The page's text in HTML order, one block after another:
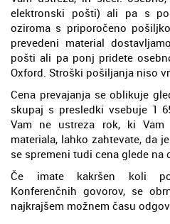
elektronski pošti) ali pa s
oziroma s priporočeno
prevedeni material
pošti ali pa ponj pridete
Oxford. Stroški pošiljanja niso
Cena prevajanja se oblikuje
skupaj s presledki vsebuje 1
Vam ne ustreza rok, ki
materiala, lahko zahtevate, da
se spremeni tudi cena glede na
Če imate kakršen koli
Konferenčnih govorov, se
najkrajšem možnem času